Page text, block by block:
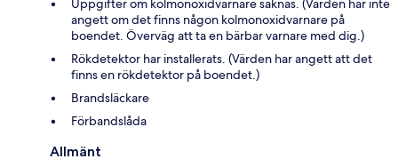
Uppgifter om kolmonoxidvarnare saknas. (Värden har inte
angett om det finns någon kolmonoxidvarnare på
boendet. Överväg att ta en bärbar varnare med dig.)
Rökdetektor har installerats. (Värden har angett att det
finns en rökdetektor på boendet.)
Brandsläckare
Förbandslåda
Allmänt